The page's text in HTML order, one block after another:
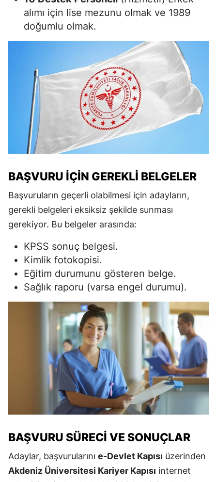
alımı için lise mezunu olmak ve 1989
doğumlu olmak.
BAŞVURU İÇIN GEREKLI BELGELER
Başvuruların geçerli olabilmesi için adayların,
gerekli belgeleri eksiksiz şekilde sunması
gerekiyor. Bu belgeler arasında:
KPSS sonuç belgesi.
Kimlik fotokopisi.
Eğitim durumunu gösteren belge.
Sağlık raporu (varsa engel durumu).
BAŞVURU SÜRECI VE SONUÇLAR
Adaylar, başvurularını e-Devlet Kapısı üzerinden
Akdeniz Üniversitesi Kariyer Kapısı internet